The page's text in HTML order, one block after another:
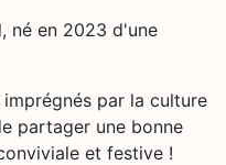
né en 2023 d'une
par la culture
partager une bonne
et festive !